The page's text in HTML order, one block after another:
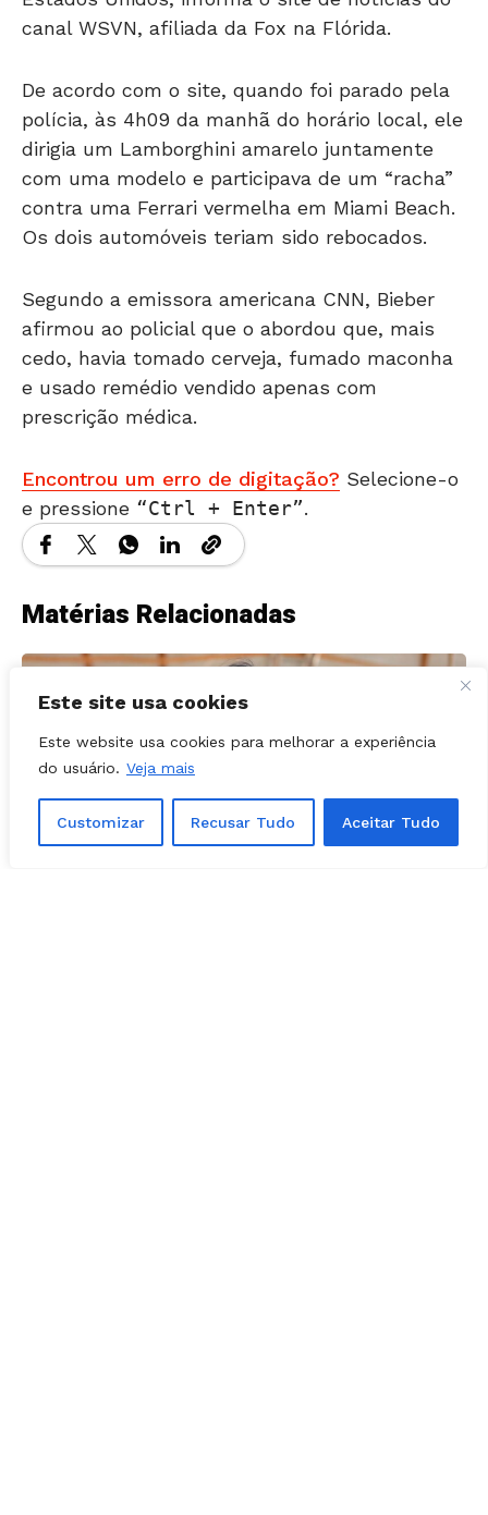
Este site usa cookies
Este website usa cookies para melhorar a experiência
do usuário. Veja mais
Customizar Recusar Tudo Aceitar Tudo
polícia, às 4h09 da manhã do horário local, ele
dirigia um Lamborghini amarelo juntamente
com uma modelo e participava de um “racha”
contra uma Ferrari vermelha em Miami Beach.
Os dois automóveis teriam sido rebocados.
afirmou ao policial que o abordou que, mais
cedo, havia tomado cerveja, fumado maconha
e usado remédio vendido apenas com
prescrição médica.
e pressione Ctrl + Enter .
Matérias Relacionadas